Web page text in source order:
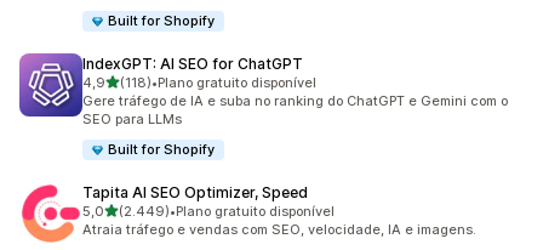
Built for Shopify
IndexGPT: AI SEO for ChatGPT
4,9de 5 estrelas
(118)
118 avaliações ao todo
•Plano gratuito disponível
Gere tráfego de IA e suba no ranking do ChatGPT e Gemini com o
SEO para LLMs
Built for Shopify
Tapita AI SEO Optimizer, Speed
5,0de 5 estrelas
(2.449)
2449 avaliações ao todo
•Plano gratuito disponível
Atraia tráfego e vendas com SEO, velocidade, IA e imagens.